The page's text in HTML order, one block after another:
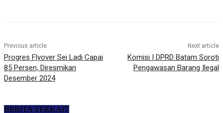
Previous article
Progres Flyover Sei Ladi Capai
85 Persen, Diresmikan
Desember 2024
Next article
Komisi I DPRD Batam Soroti
Pengawasan Barang Ilegal
BERITA TERKAIT